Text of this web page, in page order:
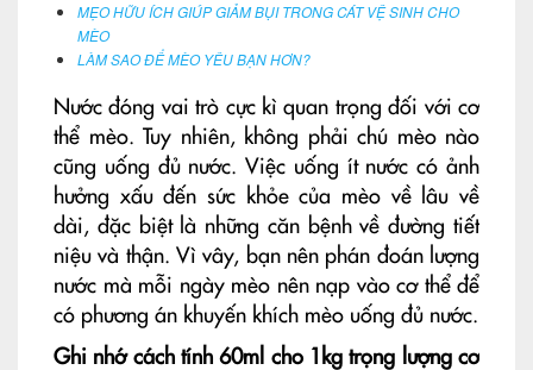
MẸO HỮU ÍCH GIÚP GIẢM BỤI TRONG CÁT VỆ SINH CHO
MÈO
LÀM SAO ĐỂ MÈO YÊU BẠN HƠN?
Nước đóng vai trò cực kì quan trọng đối với cơ
thể mèo. Tuy nhiên, không phải chú mèo nào
cũng uống đủ nước. Việc uống ít nước có ảnh
hưởng xấu đến sức khỏe của mèo về lâu về
dài, đặc biệt là những căn bệnh về đường tiết
niệu và thận. Vì vây, bạn nên phán đoán lượng
nước mà mỗi ngày mèo nên nạp vào cơ thể để
có phương án khuyến khích mèo uống đủ nước.
Ghi nhớ cách tính 60ml cho 1kg trọng lượng cơ